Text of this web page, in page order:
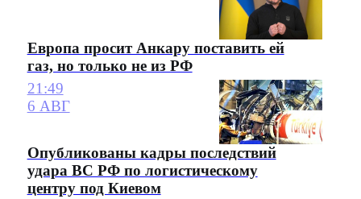
Европа просит Анкару поставить ей
газ, но только не из РФ
21:49
6 АВГ
Опубликованы кадры последствий
удара ВС РФ по логистическому
центру под Киевом